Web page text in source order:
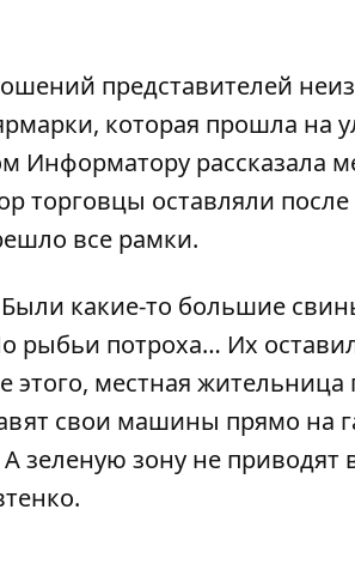
представителей
которая прошла на
Информатору рассказала
торговцы оставляли после
все рамки.
какие-то большие
рыбьи потроха… Их
этого, местная жительница
свои машины прямо на
зеленую зону не приводят